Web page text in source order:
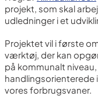
projekt, som skal
udledninger i et
Projektet vil i første
værktøj, der kan
på kommunalt
handlingsorienterede
vores forbrugsvaner.